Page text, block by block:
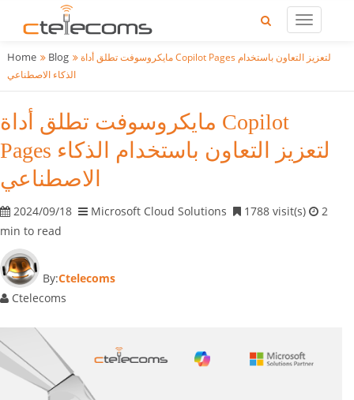
Home Blog
مايكروسوفت تطلق أداة Copilot Pages لتعزيز التعاون باستخدام
الذكاء الاصطناعي
مايكروسوفت تطلق أداة Copilot
Pages لتعزيز التعاون باستخدام الذكاء
الاصطناعي
2024/09/18 Microsoft Cloud Solutions 1788 visit(s)
2
min to read
By:Ctelecoms
Ctelecoms